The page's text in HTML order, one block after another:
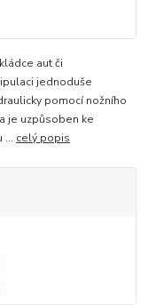
aut či
jednoduše
pomocí nožního
je uzpůsoben ke
... celý popis